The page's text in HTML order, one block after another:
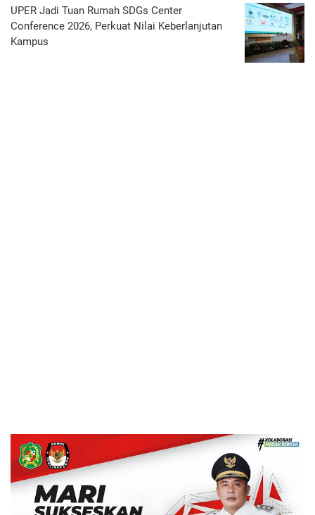
UPER Jadi Tuan Rumah SDGs Center
Conference 2026, Perkuat Nilai Keberlanjutan
Kampus